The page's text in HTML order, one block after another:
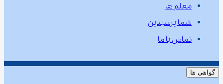
معلم ها
شما پرسیدین
تماس با ما
گواهی ها